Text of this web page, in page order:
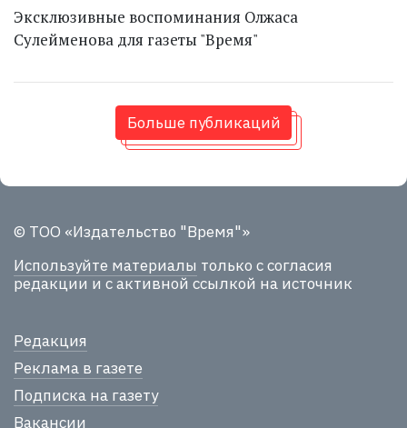
Эксклюзивные воспоминания Олжаса
Сулейменова для газеты "Время"
Больше публикаций
© ТОО «Издательство "Время"»
Используйте материалы только с согласия
редакции и с активной ссылкой на источник
Редакция
Реклама в газете
Подписка на газету
Вакансии